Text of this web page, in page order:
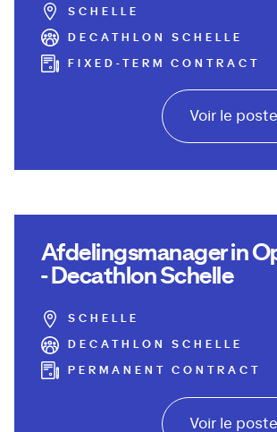
SCHELLE
DECATHLON SCHELLE
FIXED-TERM CONTRACT
Voir le
Afdelingsmanager in
- Decathlon Schelle
SCHELLE
DECATHLON SCHELLE
PERMANENT CONTRACT
Voir le